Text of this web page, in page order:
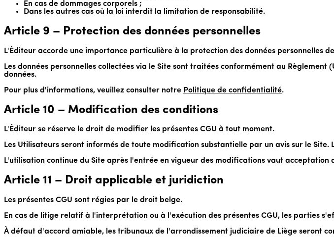
En cas de dommages corporels ;
Dans les autres cas où la loi interdit la limitation de responsabilité.
Article 9 – Protection des données personnelles
L'Éditeur accorde une importance particulière à la protection des données personnelles
Les données personnelles collectées via le Site sont traitées conformément au
données.
Pour plus d'informations, veuillez consulter notre Politique de confidentialité.
Article 10 – Modification des conditions
L'Éditeur se réserve le droit de modifier les présentes CGU à tout moment.
Les Utilisateurs seront informés de toute modification substantielle par un avis sur le
L'utilisation continue du Site après l'entrée en vigueur des modifications vaut acceptation
Article 11 – Droit applicable et juridiction
Les présentes CGU sont régies par le droit belge.
En cas de litige relatif à l'interprétation ou à l'exécution des présentes CGU, les parties
À défaut d'accord amiable, les tribunaux de l'arrondissement judiciaire de Liège seront